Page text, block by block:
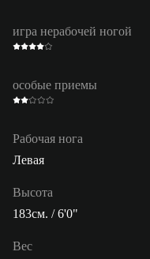
игра нерабочей ногой
особые приемы
Рабочая нога
Левая
Высота
183см. / 6'0"
Вес